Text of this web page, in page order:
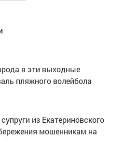
в эти выходные
пляжного волейбола
из Екатериновского
мошенникам на